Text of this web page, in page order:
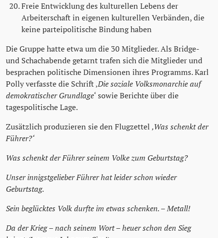
Freie Entwicklung des kulturellen Lebens der
Arbeiterschaft in eigenen kulturellen Verbänden, die
keine parteipolitische Bindung haben
Die Gruppe hatte etwa um die 30 Mitglieder. Als Bridge-
und Schachabende getarnt trafen sich die Mitglieder und
besprachen politische Dimensionen ihres Programms. Karl
Polly verfasste die Schrift ‚Die soziale Volksmonarchie auf
demokratischer Grundlage‘ sowie Berichte über die
tagespolitische Lage.
Zusätzlich produzieren sie den Flugzettel ‚Was schenkt der
Führer?‘
Was schenkt der Führer seinem Volke zum Geburtstag?
Unser innigstgelieber Führer hat leider schon wieder
Geburtstag.
Sein beglücktes Volk durfte im etwas schenken. – Metall!
Da der Krieg – nach seinem Wort – heuer schon den Sieg